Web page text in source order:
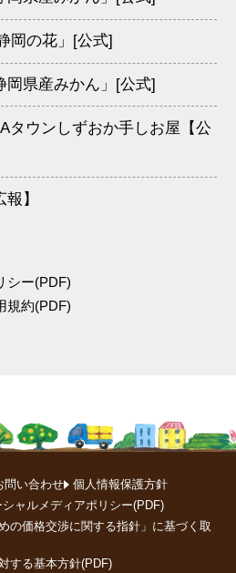
岡の花」[公式]
岡県産みかん」[公式]
タウンしずおか手しお屋【公
】
シー(PDF)
規約(PDF)
問い合わせ
個人情報保護方針
シャルメディアポリシー(PDF)
の価格交渉に関する指針」に基づく取
する基本方針(PDF)